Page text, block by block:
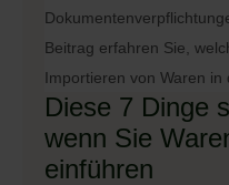
Beitrag erfahren Sie,
Importieren von Waren in
Diese 7 Dinge
wenn Sie
einführen